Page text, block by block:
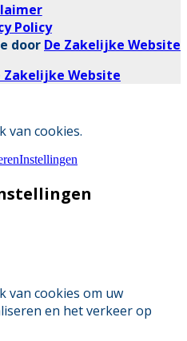
Policy
door De Zakelijke Website
Zakelijke Website
van cookies.
Instellingen
van cookies om uw
en het verkeer op